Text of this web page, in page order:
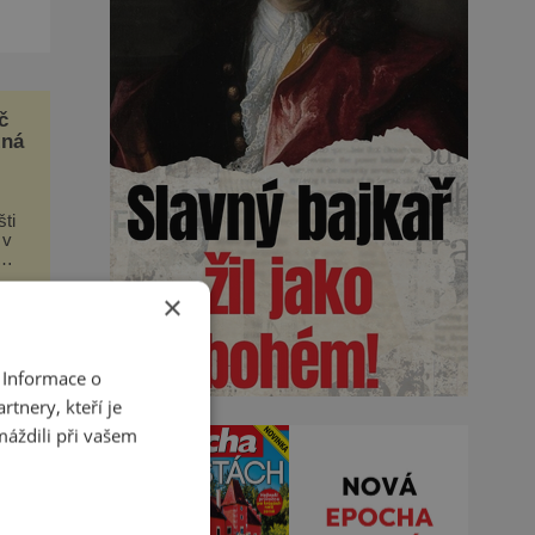
v
×
o
kteří je
při vašem